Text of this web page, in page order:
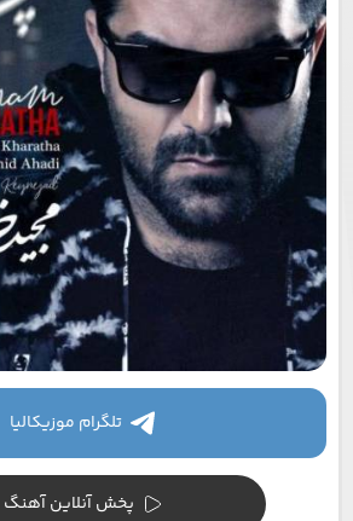
تلگرام موزیکالیا
پخش آنلاین آهنگ